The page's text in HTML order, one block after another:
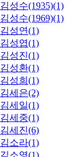
김성수(1935)(1)
김성수(1969)(1)
김성연(1)
김성엽(1)
김성진(1)
김성환(1)
김성희(1)
김세은(2)
김세일(1)
김세중(1)
김세진(6)
김소라(1)
김소영(1)